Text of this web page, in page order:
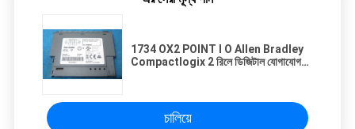
1734 OX2 POINT I O Allen Bradley
Compactlogix 2 রিলে ডিজিটাল যোগাযোগ
চালিয়ে